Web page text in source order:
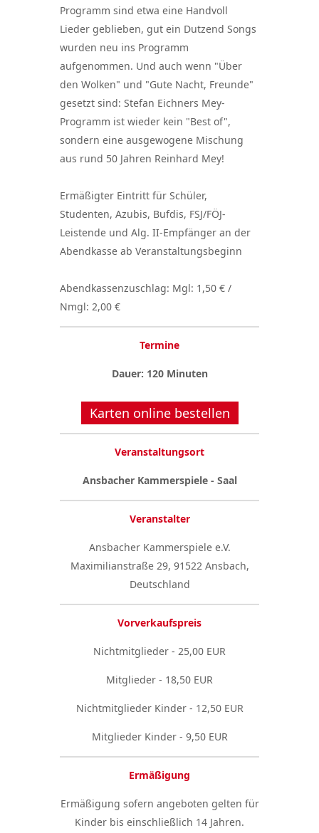
Programm sind etwa eine Handvoll
Lieder geblieben, gut ein Dutzend Songs
wurden neu ins Programm
aufgenommen. Und auch wenn "Über
den Wolken" und "Gute Nacht, Freunde"
gesetzt sind: Stefan Eichners Mey-
Programm ist wieder kein "Best of",
sondern eine ausgewogene Mischung
aus rund 50 Jahren Reinhard Mey!
Ermäßigter Eintritt für Schüler,
Studenten, Azubis, Bufdis, FSJ/FÖJ-
Leistende und Alg. II-Empfänger an der
Abendkasse ab Veranstaltungsbeginn
Abendkassenzuschlag: Mgl: 1,50 € /
Nmgl: 2,00 €
Termine
Dauer: 120 Minuten
Karten online bestellen
Veranstaltungsort
Ansbacher Kammerspiele - Saal
Veranstalter
Ansbacher Kammerspiele e.V.
Maximilianstraße 29, 91522 Ansbach,
Deutschland
Vorverkaufspreis
Nichtmitglieder - 25,00 EUR
Mitglieder - 18,50 EUR
Nichtmitglieder Kinder - 12,50 EUR
Mitglieder Kinder - 9,50 EUR
Ermäßigung
Ermäßigung sofern angeboten gelten für
Kinder bis einschließlich 14 Jahren.